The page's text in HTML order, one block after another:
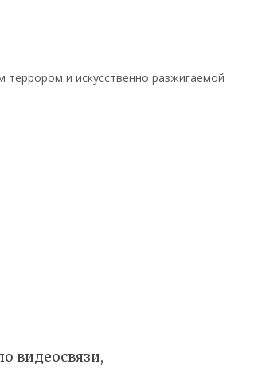
и искусственно разжигаемой
видеосвязи,